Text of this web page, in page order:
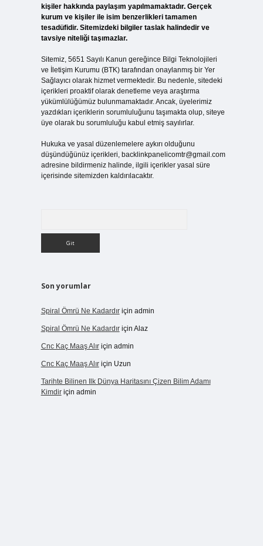
kişiler hakkında paylaşım yapılmamaktadır. Gerçek
kurum ve kişiler ile isim benzerlikleri tamamen
tesadüfidir. Sitemizdeki bilgiler taslak halindedir ve
tavsiye niteliği taşımazlar.
Sitemiz, 5651 Sayılı Kanun gereğince Bilgi Teknolojileri
ve İletişim Kurumu (BTK) tarafından onaylanmış bir Yer
Sağlayıcı olarak hizmet vermektedir. Bu nedenle, sitedeki
içerikleri proaktif olarak denetleme veya araştırma
yükümlülüğümüz bulunmamaktadır. Ancak, üyelerimiz
yazdıkları içeriklerin sorumluluğunu taşımakta olup, siteye
üye olarak bu sorumluluğu kabul etmiş sayılırlar.
Hukuka ve yasal düzenlemelere aykırı olduğunu
düşündüğünüz içerikleri, backlinkpanelicomtr@gmail.com
adresine bildirmeniz halinde, ilgili içerikler yasal süre
içerisinde sitemizden kaldırılacaktır.
Son yorumlar
Spiral Ömrü Ne Kadardıriçin admin
Spiral Ömrü Ne Kadardıriçin Alaz
Cnc Kaç Maaş Alıriçin admin
Cnc Kaç Maaş Alıriçin Uzun
Tarihte Bilinen Ilk Dünya Haritasını Çizen Bilim Adamı
Kimdiriçin admin